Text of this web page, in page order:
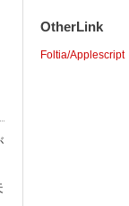
OtherLink
Foltia/Applescript